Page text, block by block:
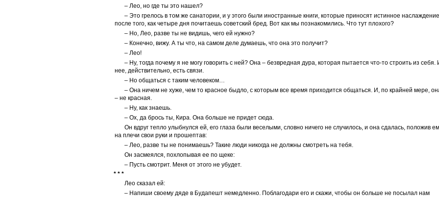
– Лео, но где ты это нашел?
– Это грелось в том же санатории, и у этого были иностранные книги, которые приносят истинное наслаждение
после того, как четыре дня почитаешь советский бред. Вот как мы познакомились. Что тут плохого?
– Но, Лео, разве ты не видишь, чего ей нужно?
– Конечно, вижу. А ты что, на самом деле думаешь, что она это получит?
– Лео!
– Ну, тогда почему я не могу говорить с ней? Она – безвредная дура, которая пытается что-то строить из себя.
нее, действительно, есть связи.
– Но общаться с таким человеком…
– Она ничем не хуже, чем то красное быдло, с которым все время приходится общаться. И, по крайней мере,
– не красная.
– Ну, как знаешь.
– Ох, да брось ты, Кира. Она больше не придет сюда.
Он вдруг тепло улыбнулся ей, его глаза были веселыми, словно ничего не случилось, и она сдалась, положив
на плечи свои руки и прошептав:
– Лео, разве ты не понимаешь? Такие люди никогда не должны смотреть на тебя.
Он засмеялся, похлопывая ее по щеке:
– Пусть смотрит. Меня от этого не убудет.
* * *
Лео сказал ей:
– Напиши своему дяде в Будапешт немедленно. Поблагодари его и скажи, чтобы он больше не посылал нам